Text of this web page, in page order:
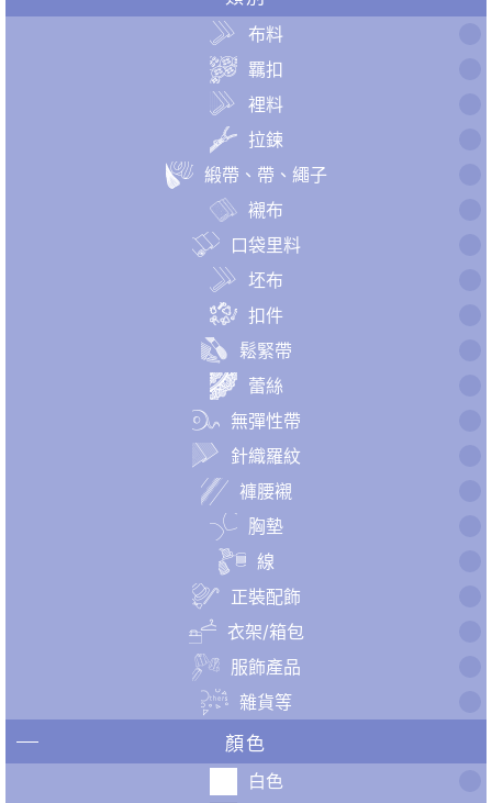
布料
羈扣
裡料
拉鍊
緞帶、帶、繩子
襯布
口袋里料
坯布
扣件
鬆緊帶
蕾絲
無彈性帶
針織羅紋
褲腰襯
胸墊
線
正裝配飾
衣架/箱包
服飾產品
雜貨等
顏色
白色